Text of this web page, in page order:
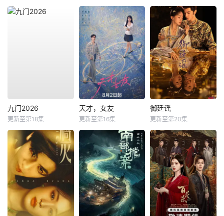
九门2026
更新至第18集
天才，女友
更新至第16集
御廷谣
更新至第20集